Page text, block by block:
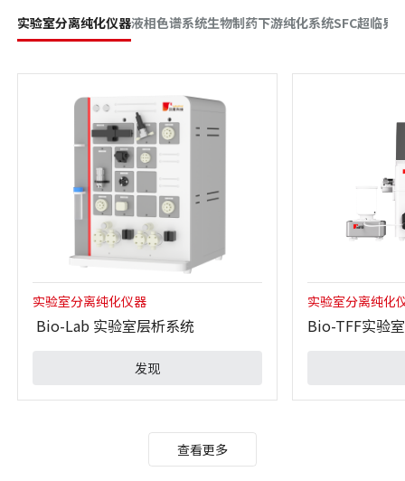
实验室分离纯化仪器液相色谱系统生物制药下游纯化系统SFC超临界
实验室分离纯化仪器
Bio-Lab 实验室层析系统
发现
实验室分离纯化
Bio-TFF实验
查看更多